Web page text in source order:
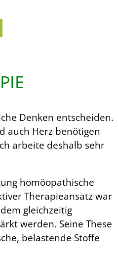
Denken entscheiden.
auch Herz benötigen
arbeite deshalb sehr
homöopathische
Therapieansatz war
gleichzeitig
werden. Seine These
belastende Stoffe